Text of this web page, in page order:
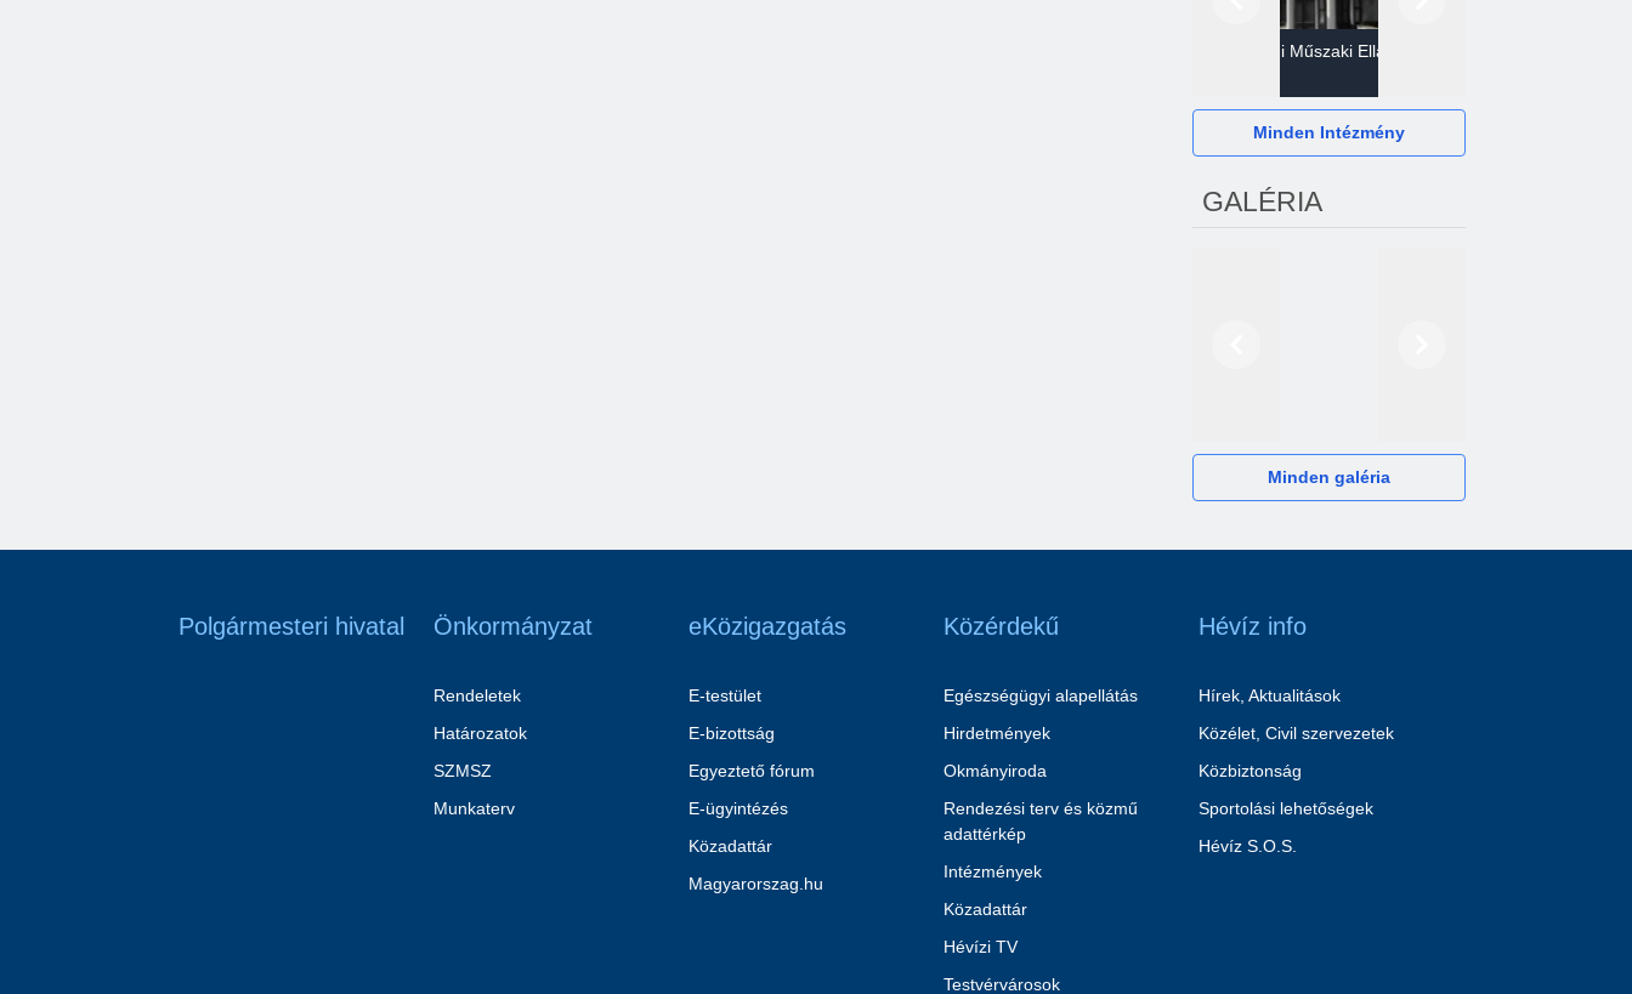
Gazdasági Műszaki Ellátó
Minden Intézmény
GALÉRIA
Minden galéria
Polgármesteri hivatal Önkormányzat
Rendeletek
Határozatok
SZMSZ
Munkaterv
eKözigazgatás
E-testület
E-bizottság
Egyeztető fórum
E-ügyintézés
Közadattár
Magyarorszag.hu
Közérdekű
Egészségügyi alapellátás
Hirdetmények
Okmányiroda
Rendezési terv és közmű
adattérkép
Intézmények
Közadattár
Hévízi TV
Testvérvárosok
Hévíz info
Hírek, Aktualitások
Közélet, Civil szervezetek
Közbiztonság
Sportolási lehetőségek
Hévíz S.O.S.